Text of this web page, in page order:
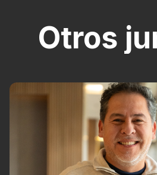
Otros